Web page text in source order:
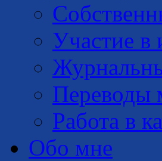
Участие в
Переводы
Работа в
Обо мне